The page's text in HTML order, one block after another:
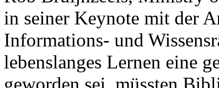
in seiner Keynote mit der
Informations- und
lebenslanges Lernen eine
geworden sei, müssten